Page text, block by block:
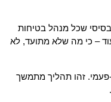
שכל מנהל בטיחות
– כי מה שלא מתועד, לא
זהו תהליך מתמשך